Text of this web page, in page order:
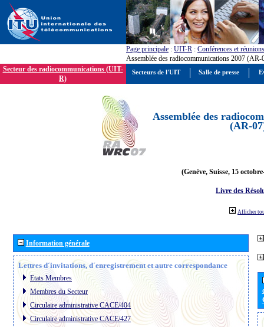
Page principale : UIT-R : Conférences et réunions
Assemblée des radiocommunications 2007 (AR-
Secteur des radiocommunications (UIT-
R)
Assemblée des
(AR-
(Genève, Suisse, 15
Livre des
Afficher
Information générale
Lettres d´invitations, d´enregistrement et autre correspondance
Etats Membres
Membres du Secteur
Circulaire administrative CACE/404
Circulaire administrative CACE/427
Secteurs de l'UIT Salle de presse